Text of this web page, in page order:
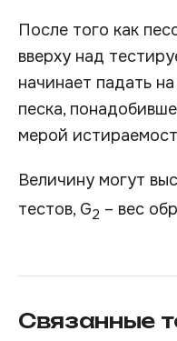
После того как
вверху над
начинает падать
песка,
мерой
Величину могут
тестов, G2 – вес
Связанные